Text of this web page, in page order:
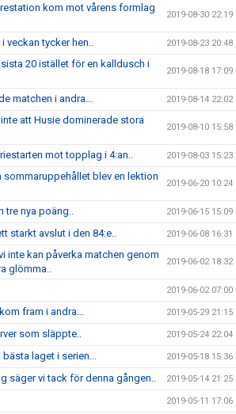
kom mot vårens formlag
2019-08-30 22:19
tycker hen.. 2019-08-23 20:48
20 istället för en kalldusch i
2019-08-18 17:09
matchen i andra... 2019-08-14 22:02
att Husie dominerade stora
2019-08-10 15:58
mot topplag i 4:an.. 2019-08-03 15:23
sommaruppehållet blev en lektion
2019-06-20 10:24
nya poäng.. 2019-06-15 15:09
starkt avslut i den 84:e.. 2019-06-08 16:31
inte kan påverka matchen genom
glömma..
2019-06-02 18:32
2019-06-02 07:00
fram i andra... 2019-05-29 21:15
som släppte.. 2019-05-24 22:04
laget i serien... 2019-05-18 15:36
säger vi tack för denna gången.. 2019-05-14 21:25
2019-05-11 17:06